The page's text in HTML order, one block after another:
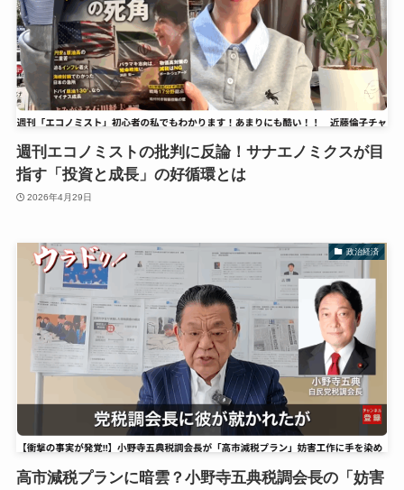
週刊エコノミストの批判に反論！サナエノミクスが目
指す「投資と成長」の好循環とは
2026年4月29日
政治経済
高市減税プランに暗雲？小野寺五典税調会長の「妨害